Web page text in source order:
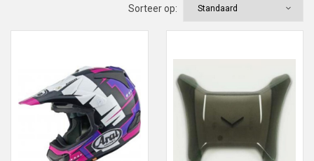
Sorteer op: